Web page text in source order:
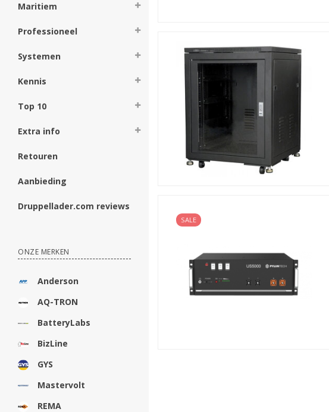
Maritiem
Professioneel
Systemen
Kennis
Top 10
Extra info
Retouren
Aanbieding
Druppellader.com reviews
ONZE MERKEN
Anderson
AQ-TRON
BatteryLabs
BizLine
GYS
Mastervolt
REMA
SALE